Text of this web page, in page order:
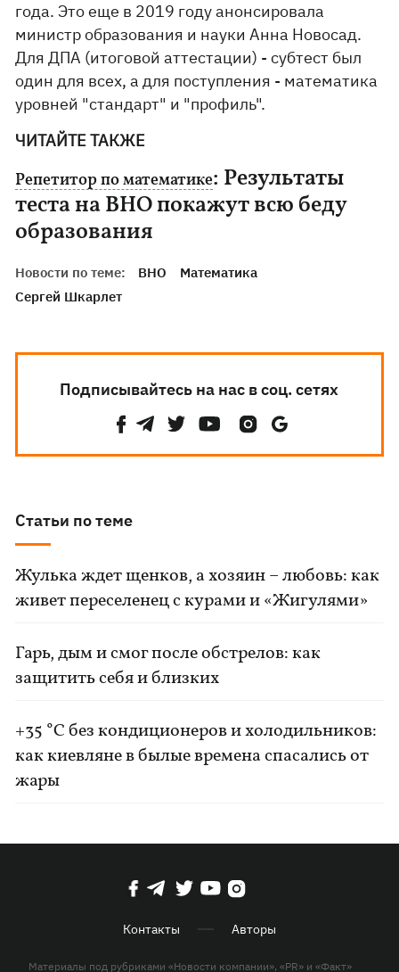
года. Это еще в 2019 году анонсировала
министр образования и науки Анна Новосад.
Для ДПА (итоговой аттестации) - субтест был
один для всех, а для поступления - математика
уровней "стандарт" и "профиль".
ЧИТАЙТЕ ТАКЖЕ
Репетитор по математике: Результаты
теста на ВНО покажут всю беду
образования
Новости по теме: ВНО
Математика
Сергей Шкарлет
Подписывайтесь на нас в соц. сетях
Статьи по теме
Жулька ждет щенков, а хозяин – любовь: как
живет переселенец с курами и «Жигулями»
Гарь, дым и смог после обстрелов: как
защитить себя и близких
+35 °C без кондиционеров и холодильников:
как киевляне в былые времена спасались от
жары
Контакты Авторы
Материалы под рубриками «Новости компании», «PR» и «Факт»